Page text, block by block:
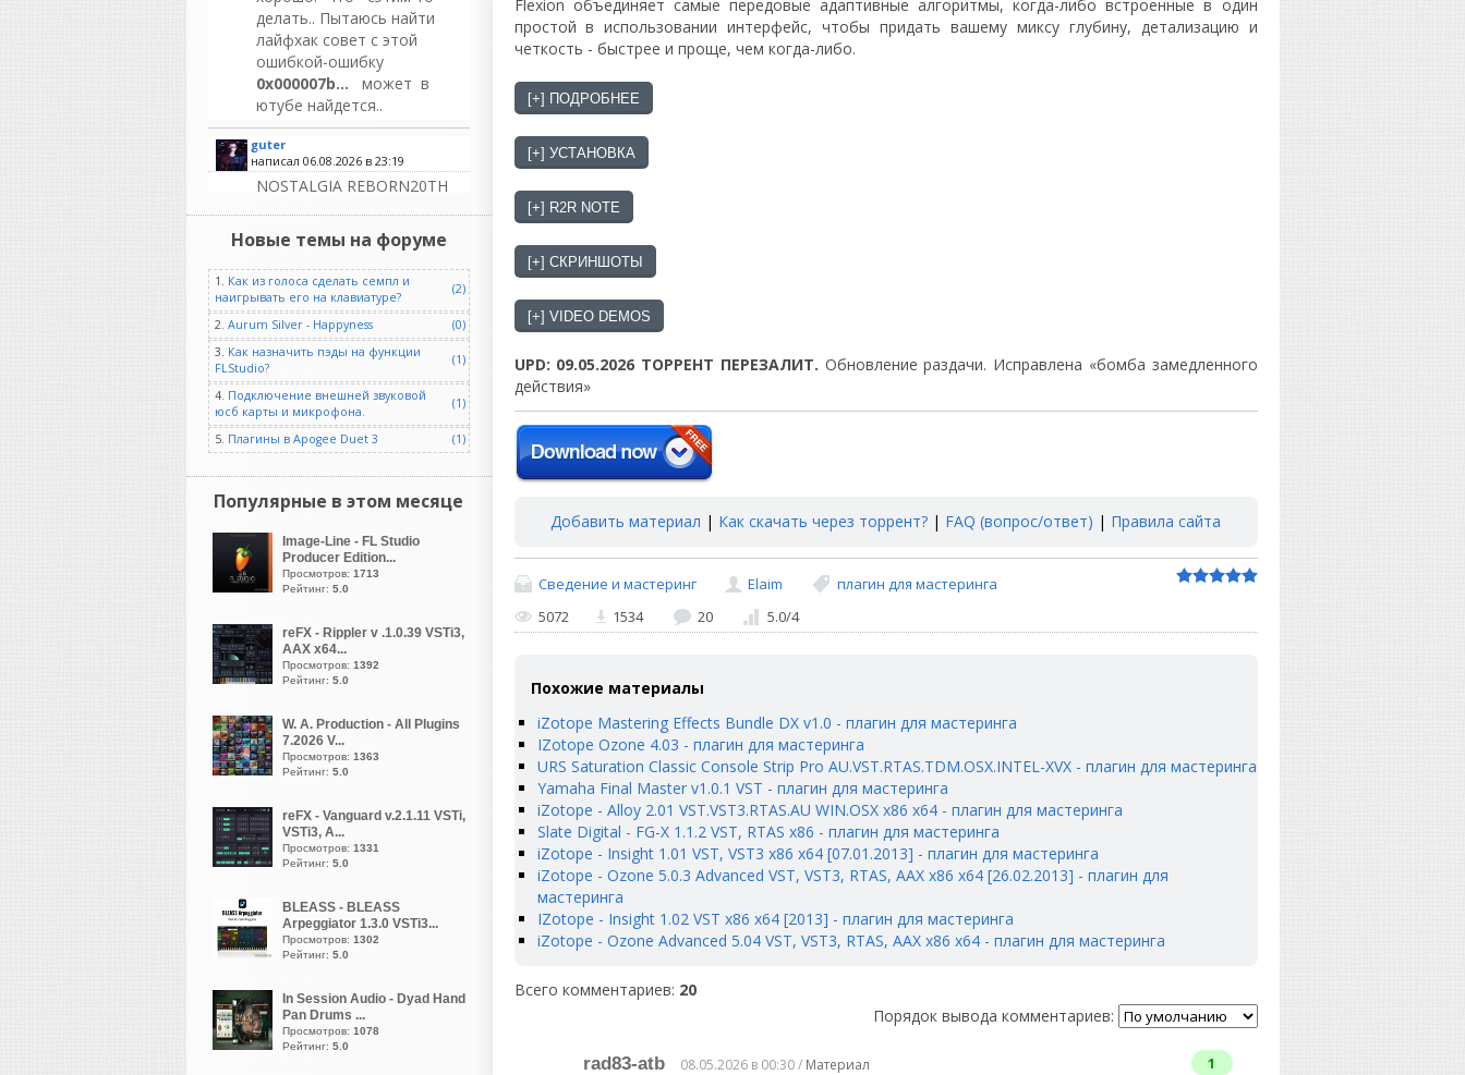
Flexion объединяет самые передовые адаптивные алгоритмы, когда-либо встроенные в один
простой в использовании интерфейс, чтобы придать вашему миксу глубину, детализацию и
четкость - быстрее и проще, чем когда-либо.
UPD: 09.05.2026 ТОРРЕНТ ПЕРЕЗАЛИТ. Обновление раздачи. Исправлена «бомба замедленного
действия»
Добавить материал | Как скачать через торрент? | FAQ (вопрос/ответ) | Правила сайта
Сведение и мастеринг Elaim
плагин для мастеринга
5072
1534 20 5.0/4
Похожие материалы
iZotope Mastering Effects Bundle DX v1.0 - плагин для мастеринга
IZotope Ozone 4.03 - плагин для мастеринга
URS Saturation Classic Console Strip Pro AU.VST.RTAS.TDM.OSX.INTEL-XVX - плагин для мастеринга
Yamaha Final Master v1.0.1 VST - плагин для мастеринга
iZotope - Alloy 2.01 VST.VST3.RTAS.AU WIN.OSX x86 x64 - плагин для мастеринга
Slate Digital - FG-X 1.1.2 VST, RTAS x86 - плагин для мастеринга
iZotope - Insight 1.01 VST, VST3 x86 x64 [07.01.2013] - плагин для мастеринга
iZotope - Ozone 5.0.3 Advanced VST, VST3, RTAS, AAX x86 x64 [26.02.2013] - плагин для
мастеринга
IZotope - Insight 1.02 VST x86 x64 [2013] - плагин для мастеринга
iZotope - Ozone Advanced 5.04 VST, VST3, RTAS, AAX x86 x64 - плагин для мастеринга
Всего комментариев: 20
Порядок вывода комментариев:
rad83-atb 08.05.2026 в 00:30 / Материал 1
делать.. Пытаюсь найти
лайфхак совет с этой
ошибкой-ошибку
0x000007b... может в
ютубе найдется..
guter
написал 06.08.2026 в 23:19
NOSTALGIA REBORN20TH
ONE OF THE MOST
POPULAR AND ENDURING
SAMPLE LIBRARIES EVER
MADE
Возрождение Ностальгии |
Скоро...
Отмечая двадцатилетие
существования в качестве
одной из самых популярных
и долговечных библиотек
сэмплов,
издании, посвященном 20-
летию.
vangog171
написал 06.08.2026 в23:02
Хоь и стоит у
меня-
(2005–2022, x86 и x64)
И- DirectX End-User
Runtime.
меня с кейгеном... Давно
как то в старой 10 еще все
спокойно рабаотала эта
активировалась. Даже
сейчас из списка там
режима совместимости там
Странно..
vangog171
написал 06.08.2026 в
Новые темы на форуме
1. Как из голоса сделать семпл и
наигрывать его на клавиатуре?
(2)
2. Aurum Silver - Happyness
(0)
3. Как назначить пэды на функции
FLStudio?
(1)
4. Подключение внешней звуковой
юсб карты и микрофона.
(1)
5. Плагины в Apogee Duet 3 (1)
Популярные в этом месяце
Image-Line - FL Studio
Producer Edition...
Просмотров: 1713
Рейтинг: 5.0
reFX - Rippler v .1.0.39 VSTi3,
AAX x64...
Просмотров: 1392
Рейтинг: 5.0
W. A. Production - All Plugins
7.2026 V...
Просмотров: 1363
Рейтинг: 5.0
reFX - Vanguard v.2.1.11 VSTi,
VSTi3, A...
Просмотров: 1331
Рейтинг: 5.0
BLEASS - BLEASS
Arpeggiator 1.3.0 VSTi3...
Просмотров: 1302
Рейтинг: 5.0
In Session Audio - Dyad Hand
Pan Drums ...
Просмотров: 1078
Рейтинг: 5.0